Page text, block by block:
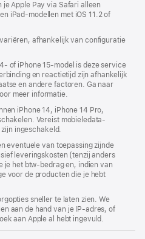
Apple Pay via Safari alleen
iPad-modellen met iOS 11.2 of
afhankelijk van configuratie
of iPhone 15-model is deze service
en reactie­tijd zijn afhankelijk
en andere factoren. Ga naar
meer informatie.
iPhone 14, iPhone 14 Pro,
Vereist mobieledata­
ingeschakeld.
eventuele van toepassing zijnde
leveringskosten (tenzij anders
je het btw-bedrag en, indien van
voor de producten die je hebt
sneller te laten zien. We
aan de hand van je IP-adres, of
aan Apple al hebt ingevuld.